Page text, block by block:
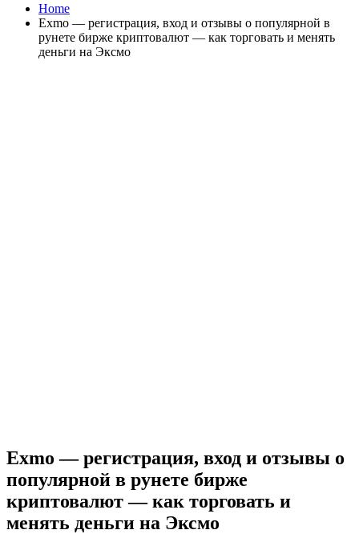
Home
Exmo — регистрация, вход и отзывы о популярной в
рунете бирже криптовалют — как торговать и менять
деньги на Эксмо
Exmo — регистрация, вход и отзывы о
популярной в рунете бирже
криптовалют — как торговать и
менять деньги на Эксмо